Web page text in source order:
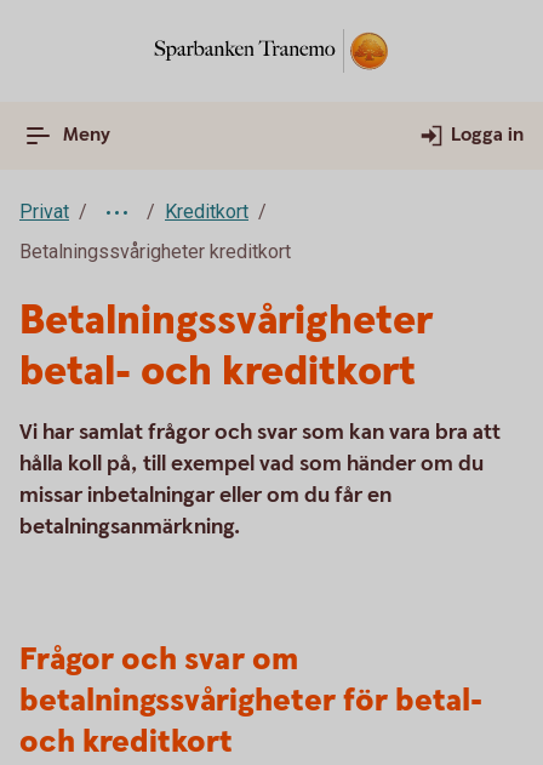
Meny Logga in
Privat
Kreditkort
Betalningssvårigheter kreditkort
Betalningssvårigheter
betal- och kreditkort
Vi har samlat frågor och svar som kan vara bra att
hålla koll på, till exempel vad som händer om du
missar inbetalningar eller om du får en
betalningsanmärkning.
Frågor och svar om
betalningssvårigheter för betal-
och kreditkort